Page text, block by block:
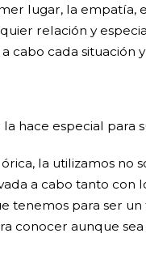
lugar, la empatía,
relación y
cada situación
hace especial para
la utilizamos
a cabo tanto con
para ser un
conocer aunque